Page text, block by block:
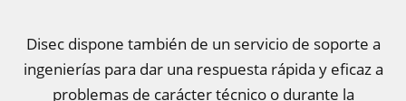
Disec dispone también de un servicio de soporte a
ingenierías para dar una respuesta rápida y eficaz a
problemas de carácter técnico o durante la